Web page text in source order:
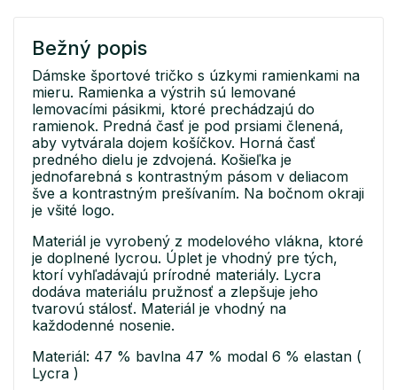
Bežný popis
Dámske športové tričko s úzkymi ramienkami na
mieru. Ramienka a výstrih sú lemované
lemovacími pásikmi, ktoré prechádzajú do
ramienok. Predná časť je pod prsiami členená,
aby vytvárala dojem košíčkov. Horná časť
predného dielu je zdvojená. Košieľka je
jednofarebná s kontrastným pásom v deliacom
šve a kontrastným prešívaním. Na bočnom okraji
je všité logo.
Materiál je vyrobený z modelového vlákna, ktoré
je doplnené lycrou. Úplet je vhodný pre tých,
ktorí vyhľadávajú prírodné materiály. Lycra
dodáva materiálu pružnosť a zlepšuje jeho
tvarovú stálosť. Materiál je vhodný na
každodenné nosenie.
Materiál: 47 % bavlna 47 % modal 6 % elastan (
Lycra )